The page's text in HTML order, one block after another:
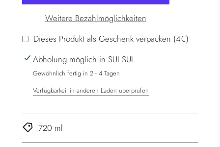
g
e
l
d
e
.
Weitere Bezahlmöglichkeiten
Dieses Produkt als Geschenk verpacken (4€)
Abholung möglich in SUI SUI
Gewöhnlich fertig in 2 - 4 Tagen
Verfügbarkeit in anderen Läden überprüfen
720 ml